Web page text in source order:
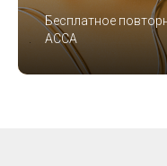
Бесплатное
ACCA